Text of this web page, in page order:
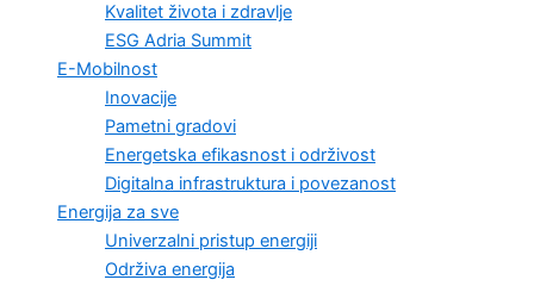
Kvalitet života i zdravlje
ESG Adria Summit
E-Mobilnost
Inovacije
Pametni gradovi
Energetska efikasnost i održivost
Digitalna infrastruktura i povezanost
Energija za sve
Univerzalni pristup energiji
Održiva energija